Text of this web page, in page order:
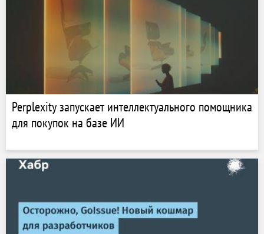
Perplexity запускает интеллектуального помощника
для покупок на базе ИИ